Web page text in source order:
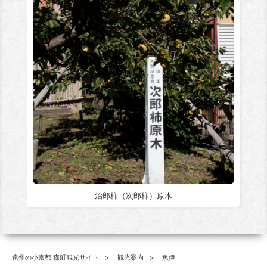
治郎柿（次郎柿）原木
遠州の小京都 森町観光サイト 観光案内 魚伊